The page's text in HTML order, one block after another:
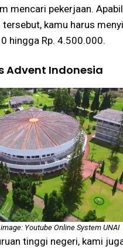
mencari pekerjaan.
kamu harus
hingga Rp. 4.500.000.
Advent Indonesia
Youtube Online System UNAI
tinggi negeri, kami